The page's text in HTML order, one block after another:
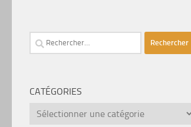
Rechercher :
CATÉGORIES
catégories